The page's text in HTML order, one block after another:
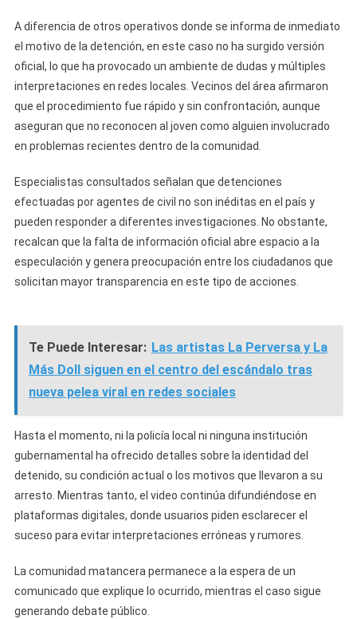
A diferencia de otros operativos donde se informa de inmediato
el motivo de la detención, en este caso no ha surgido versión
oficial, lo que ha provocado un ambiente de dudas y múltiples
interpretaciones en redes locales. Vecinos del área afirmaron
que el procedimiento fue rápido y sin confrontación, aunque
aseguran que no reconocen al joven como alguien involucrado
en problemas recientes dentro de la comunidad.
Especialistas consultados señalan que detenciones
efectuadas por agentes de civil no son inéditas en el país y
pueden responder a diferentes investigaciones. No obstante,
recalcan que la falta de información oficial abre espacio a la
especulación y genera preocupación entre los ciudadanos que
solicitan mayor transparencia en este tipo de acciones.
Te Puede Interesar: Las artistas La Perversa y La
Más Doll siguen en el centro del escándalo tras
nueva pelea viral en redes sociales
Hasta el momento, ni la policía local ni ninguna institución
gubernamental ha ofrecido detalles sobre la identidad del
detenido, su condición actual o los motivos que llevaron a su
arresto. Mientras tanto, el video continúa difundiéndose en
plataformas digitales, donde usuarios piden esclarecer el
suceso para evitar interpretaciones erróneas y rumores.
La comunidad matancera permanece a la espera de un
comunicado que explique lo ocurrido, mientras el caso sigue
generando debate público.